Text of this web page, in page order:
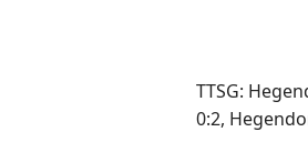
TTSG:
0:2,